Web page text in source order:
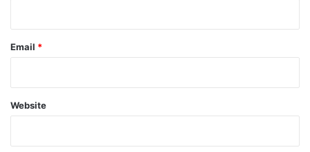
Email *
Website